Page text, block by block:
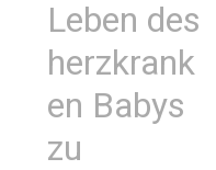
Leben des
herzkrank
en Babys
zu